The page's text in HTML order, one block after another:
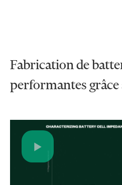
Fabrication de
performantes grâce